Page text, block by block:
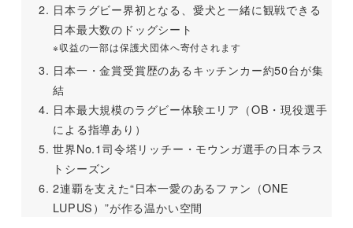
日本ラグビー界初となる、愛犬と一緒に観戦できる
日本最大数のドッグシート
※収益の一部は保護犬団体へ寄付されます
日本一・金賞受賞歴のあるキッチンカー約50台が集
結
日本最大規模のラグビー体験エリア（OB・現役選手
による指導あり）
世界No.1司令塔リッチー・モウンガ選手の日本ラス
トシーズン
2連覇を支えた“日本一愛のあるファン（ONE
LUPUS）”が作る温かい空間